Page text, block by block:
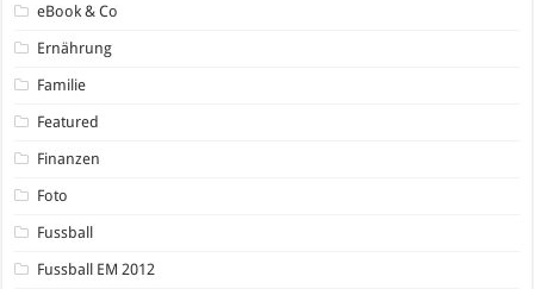
eBook & Co
Ernährung
Familie
Featured
Finanzen
Foto
Fussball
Fussball EM 2012